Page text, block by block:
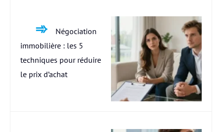
Négociation
immobilière : les 5
techniques pour réduire
le prix d’achat